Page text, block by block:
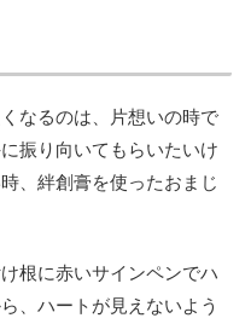
なるのは、片想いの時で
振り向いてもらいたいけ
、絆創膏を使ったおまじ
根に赤いサインペンでハ
、ハートが見えないよう